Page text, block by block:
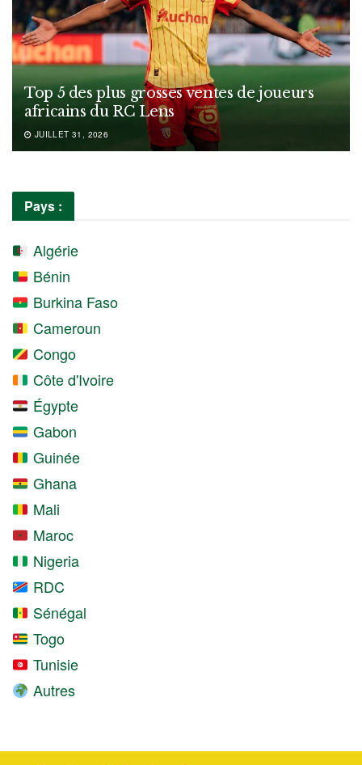
Top 5 des plus grosses ventes de joueurs
africains du RC Lens
JUILLET 31, 2026
Pays :
Algérie
Bénin
Burkina Faso
Cameroun
Congo
Côte d'Ivoire
Égypte
Gabon
Guinée
Ghana
Mali
Maroc
Nigeria
RDC
Sénégal
Togo
Tunisie
Autres